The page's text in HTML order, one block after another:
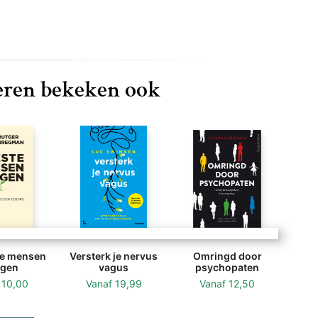
bekeken ook
mensen
10,00
Versterk je nervus
vagus
Vanaf 19,99
Omringd door
psychopaten
Vanaf 12,50